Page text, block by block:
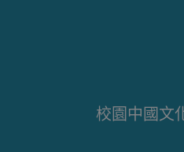
校園中國文